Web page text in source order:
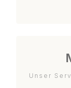
Unser